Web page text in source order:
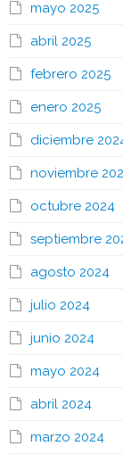
mayo 2025
abril 2025
febrero 2025
enero 2025
diciembre
noviembre
octubre 2024
septiembre
agosto 2024
julio 2024
junio 2024
mayo 2024
abril 2024
marzo 2024